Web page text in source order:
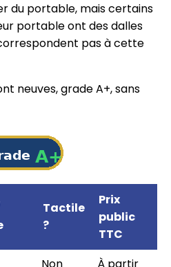
du portable, mais certains
portable ont des dalles
pas à cette
neuves, grade A+, sans
Tactile
?
Prix
public
TTC